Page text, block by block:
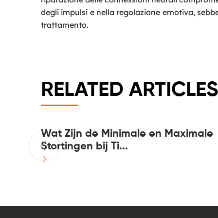
degli impulsi e nella regolazione emotiva,
trattamento.
RELATED ARTICLES
casinosWat Zijn de Minimale en Maximale
Stortingen bij Ti...